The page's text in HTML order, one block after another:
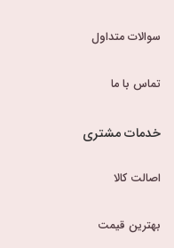
سوالات متداول
تماس با ما
خدمات مشتری
اصالت کالا
بهترین قیمت